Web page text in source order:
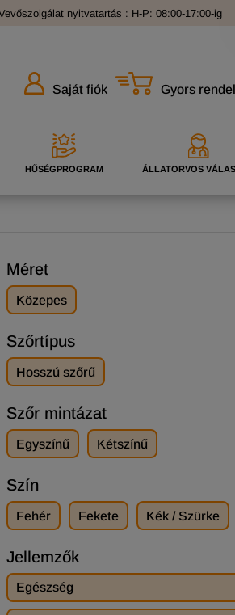
nyitvatartás : H-P: 08:00-17:00-ig
Saját fiók Gyors
HŰSÉGPROGRAM ÁLLATORVOS
Méret
Közepes
Szőrtípus
Hosszú szőrű
Szőr mintázat
Egyszínű Kétszínű
Szín
Fehér Fekete Kék / Szürke
Jellemzők
Egészség